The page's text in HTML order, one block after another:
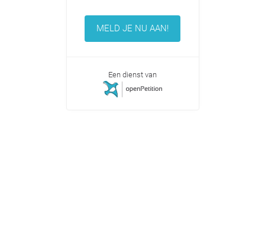
MELD JE NU AAN!
Een dienst van